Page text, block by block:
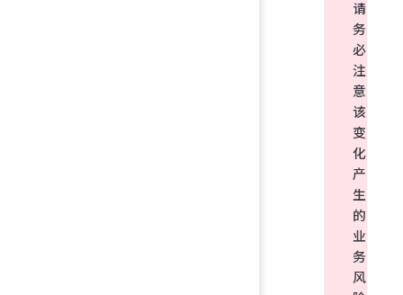
请
务
必
注
意
该
变
化
产
生
的
业
务
风